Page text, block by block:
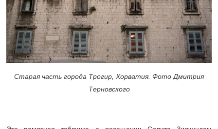
Старая часть города Трогир, Хорватия. Фото Дмитрия
Терновского